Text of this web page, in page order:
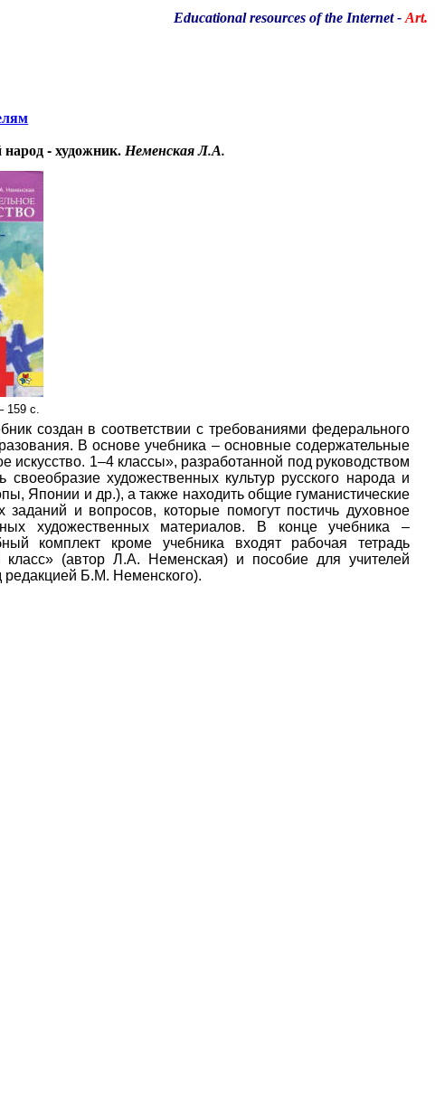
Educational resources of the Internet- Art.
народ - художник.Неменская Л.А.
159 с.
создан в соответствии с требованиями федерального
В основе учебника – основные содержательные
1–4 классы», разработанной под руководством
художественных культур русского народа и
Японии и др.), а также находить общие гуманистические
и вопросов, которые помогут постичь духовное
художественных материалов. В конце учебника –
комплект кроме учебника входят рабочая тетрадь
класс» (автор Л.А. Неменская) и пособие для учителей
редакцией Б.М. Неменского).